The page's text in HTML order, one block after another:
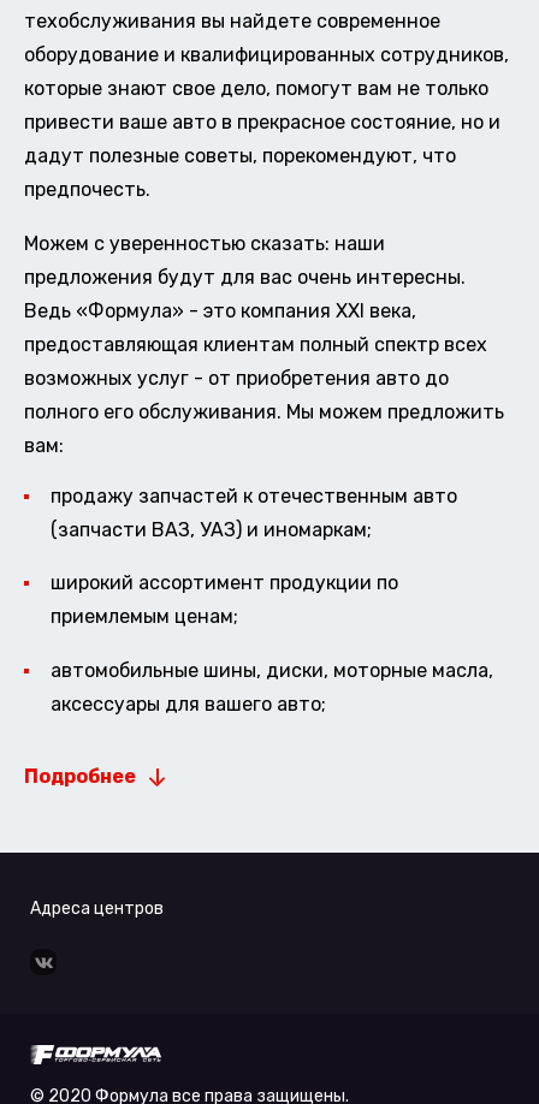
техобслуживания вы найдете современное
оборудование и квалифицированных сотрудников,
которые знают свое дело, помогут вам не только
привести ваше авто в прекрасное состояние, но и
дадут полезные советы, порекомендуют, что
предпочесть.
Можем с уверенностью сказать: наши
предложения будут для вас очень интересны.
Ведь «Формула» - это компания XXI века,
предоставляющая клиентам полный спектр всех
возможных услуг - от приобретения авто до
полного его обслуживания. Мы можем предложить
вам:
продажу запчастей к отечественным авто
(запчасти ВАЗ, УАЗ) и иномаркам;
широкий ассортимент продукции по
приемлемым ценам;
автомобильные шины, диски, моторные масла,
аксессуары для вашего авто;
Подробнее
Адреса центров
© 2020 Формула все права защищены.